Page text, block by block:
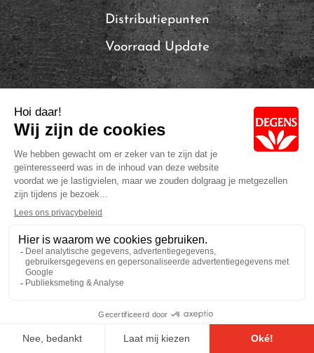
Distributiepunten
Voorraad Update
Local Brands of Solina
Privacybeleid